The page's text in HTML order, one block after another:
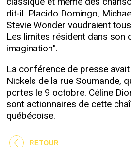
dit-il. Placido Domingo,
Stevie Wonder voudraient
Les limites résident dans son
imagination".
La conférence de presse
Nickels de la rue Soumande,
portes le 9 octobre. Céline
sont actionnaires de cette
québécoise.
RETOUR